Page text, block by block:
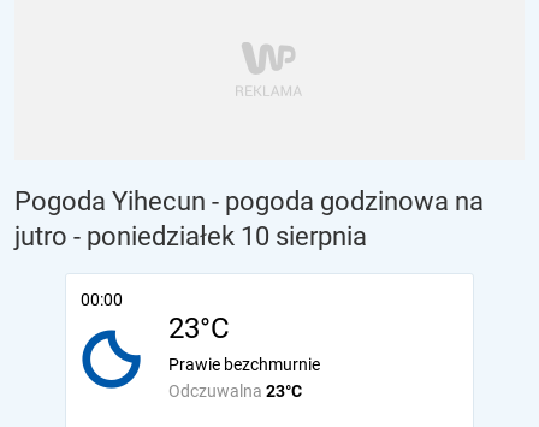
Pogoda Yihecun - pogoda godzinowa na
jutro - poniedziałek 10 sierpnia
00:00
23°C
Odczuwalna 23°C
Prawie bezchmurnie